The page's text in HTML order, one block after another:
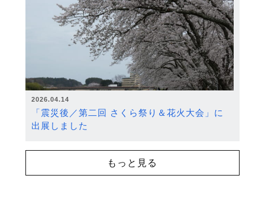
2026.04.14
「震災後／第二回 さくら祭り＆花火大会」に
出展しました
もっと見る